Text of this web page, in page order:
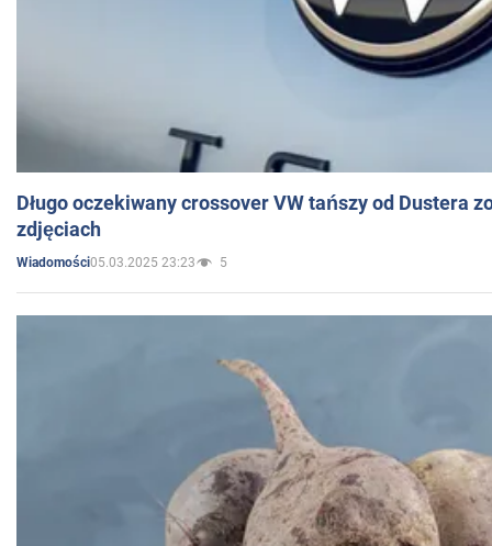
Długo oczekiwany crossover VW tańszy od Dustera
zdjęciach
Wiadomości05.03.2025 23:23 5